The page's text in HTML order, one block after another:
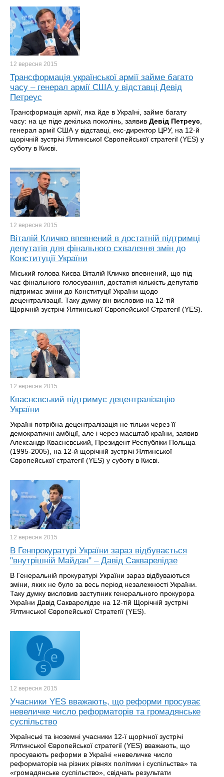
12 вересня 2015
Трансформація української армії займе багато
часу – генерал армії США у відставці Девід
Петреус
Трансформація армії, яка йде в Україні, займе багату
часу: на це піде декілька поколінь, заявив Девід Петреус
генерал армії США у відставці, екс-директор ЦРУ, на 12-й
щорічній зустрічі Ялтинської Європейської стратегії (YES) у
суботу в Києві.
12 вересня 2015
Віталій Кличко впевнений в достатній підтримці
депутатів для фінального схвалення змін до
Конституції України
Міський голова Києва Віталій Кличко впевнений, що під
час фінального голосування, достатня кількість депутатів
підтримає зміни до Конституції України щодо
децентралізації. Таку думку він висловив на 12-тій
Щорічній зустрічі Ялтинської Європейської Стратегії (YES).
12 вересня 2015
Кваснєвський підтримує децентралізацію
України
Україні потрібна децентралізація не тільки через її
демократичні амбіції, але і через масштаб країни, заявив
Александр Кваснєвський, Президент Республіки Польща
(1995-2005), на 12-й щорічній зустрічі Ялтинської
Європейської стратегії (YES) у суботу в Києві.
12 вересня 2015
В Генпрокуратурі України зараз відбувається
"внутрішній Майдан" – Давід Сакварелідзе
В Генеральній прокуратурі України зараз відбуваються
зміни, яких не було за весь період незалежності України.
Таку думку висловив заступник генерального прокурора
України Давід Сакварелідзе на 12-тій Щорічній зустрічі
Ялтинської Європейської Стратегії (YES).
12 вересня 2015
Учасники YES вважають, що реформи просуває
невеличке число реформаторів та громадянське
суспільство
Українські та іноземні учасники 12-ї щорічної зустрічі
Ялтинської Європейської стратегії (YES) вважають, що
просувають реформи в Україні «невеличке число
реформаторів на різних рівнях політики і суспільства» та
«громадянське суспільство», свідчать результати